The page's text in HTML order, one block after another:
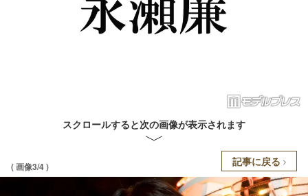
スクロールすると次の画像が表示されます
( 画像3/4 ) 記事に戻る